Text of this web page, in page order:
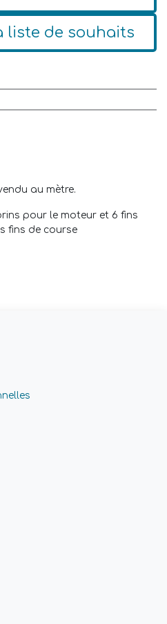
liste de souhaits
au mètre.
pour le moteur et 6 fins
fins de course